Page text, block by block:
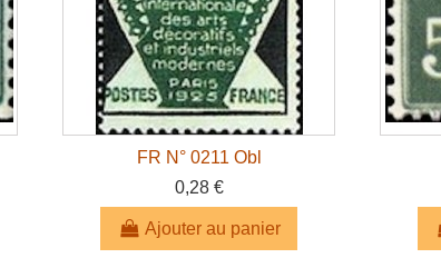
FR N° 0211 Obl
0,28 €
Ajouter au panier